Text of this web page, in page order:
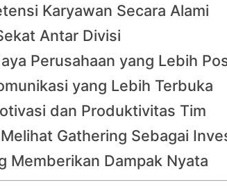
Karyawan Secara Alami
Antar Divisi
Perusahaan yang Lebih
yang Lebih Terbuka
dan Produktivitas Tim
Gathering Sebagai
Memberikan Dampak Nyata